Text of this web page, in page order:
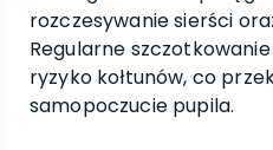
rozczesywanie sierści
Regularne
ryzyko kołtunów, co
samopoczucie pupila.